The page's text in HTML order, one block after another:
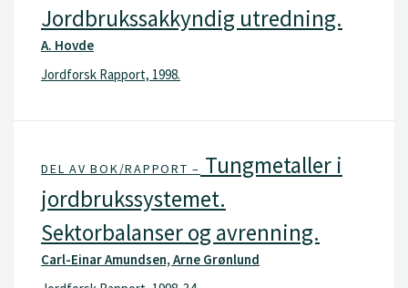
Jordbrukssakkyndig utredning.
A. Hovde
Jordforsk Rapport, 1998.
DEL AV BOK/RAPPORT – Tungmetaller i
jordbrukssystemet.
Sektorbalanser og avrenning.
Carl-Einar Amundsen, Arne Grønlund